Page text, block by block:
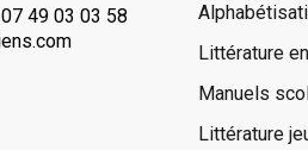
49 03 03 58
Littérature
Manuels
Littérature